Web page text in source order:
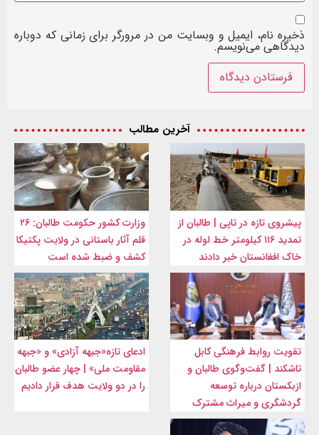
ذخیره نام، ایمیل و وبسایت من در مرورگر برای زمانی که دوباره
دیدگاهی می‌نویسم.
آخرین مطالب
پیشروی تازه در تاپی | طالبان از
تمدید ۱۱۶ کیلومتر خط لوله در
خاک افغانستان خبر دادند
وزارت کشور حکومت طالبان: ۲۶
قلم آثار باستانی در ولایت پکتیکا
کشف و ضبط شده است
تقویت روابط فرهنگی کابل
تاشکند | گفت‌وگوی طالبان و
ازبکستان درباره توسعه
گردشگری و میراث مشترک
ادعای تازه«جبهه آزادی» و «جبهه
مقاومت ملی» | چهار عضو طالبان
را در دو ولایت هدف قرار دادیم